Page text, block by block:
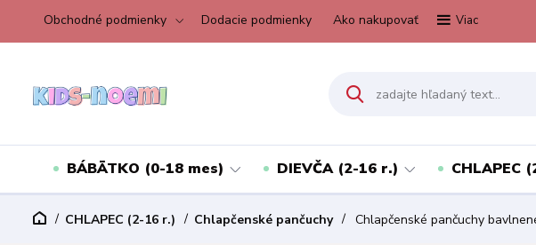
Obchodné podmienky Dodacie podmienky Ako nakupovať Viac
BÁBÄTKO (0-18 mes) DIEVČA (2-16 r.) CHLAPEC
CHLAPEC (2-16 r.) Chlapčenské pančuchy Chlapčenské pančuchy